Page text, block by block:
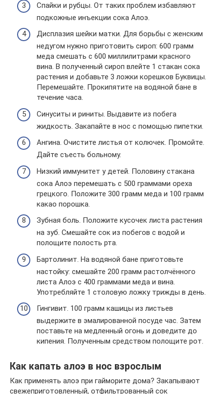
Спайки и рубцы. От таких проблем избавляют
подкожные инъекции сока Алоэ.
Дисплазия шейки матки. Для борьбы с женским
недугом нужно приготовить сироп: 600 грамм
меда смешать с 600 миллилитрами красного
вина. В полученный сироп влейте 1 стакан сока
растения и добавьте 3 ложки корешков Буквицы.
Перемешайте. Прокипятите на водяной бане в
течение часа.
Синуситы и риниты. Выдавите из побега
жидкость. Закапайте в нос с помощью пипетки.
Ангина. Очистите листья от колючек. Промойте.
Дайте съесть больному.
Низкий иммунитет у детей. Половину стакана
сока Алоэ перемешать с 500 граммами ореха
грецкого. Положите 300 грамм меда и 100 грамм
какао порошка.
Зубная боль. Положите кусочек листа растения
на зуб. Смешайте сок из побегов с водой и
полощите полость рта.
Бартолинит. На водяной бане приготовьте
настойку: смешайте 200 грамм растолчённого
листа Алоэ с 400 граммами меда и вина.
Употребляйте 1 столовую ложку трижды в день.
Гингивит. 100 грамм кашицы из листьев
выдержите в эмалированной посуде час. Затем
поставьте на медленный огонь и доведите до
кипения. Полученным средством полощите рот.
Как капать алоэ в нос взрослым
Как применять алоэ при гайморите дома? Закапывают
свежеприготовленный, отфильтрованный сок